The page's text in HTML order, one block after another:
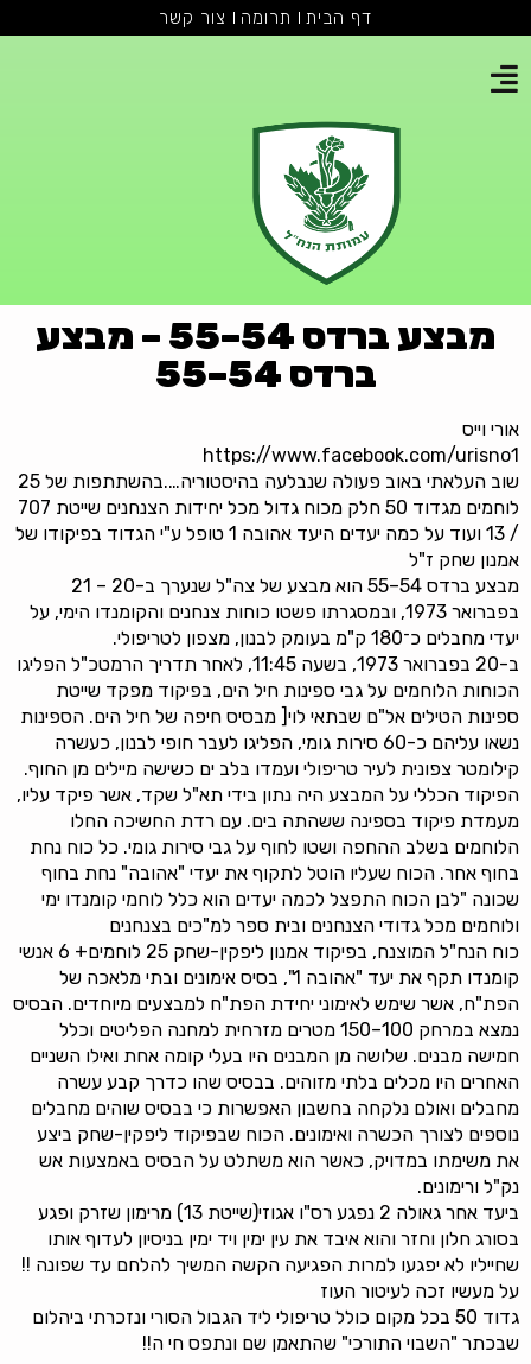
דף הבית תרומה צור קשר
מבצע ברדס 54–55 – מבצע
ברדס 54–55
אורי וייס
https://www.facebook.com/urisno1
שוב העלאתי באוב
פעולה שנבלעה בהיסטוריה….בהשתתפות של 25
לוחמים מגדוד 50 חלק מכוח גדול מכל יחידות הצנחנים שייטת 707
/ 13 ועוד על כמה יעדים היעד אהובה 1 טופל ע"י הגדוד בפיקודו של
אמנון שחק ז"ל
מבצע ברדס 54–55 הוא מבצע של צה"ל שנערך ב-20 – 21
בפברואר 1973, ובמסגרתו פשטו כוחות צנחנים והקומנדו הימי, על
יעדי מחבלים כ־180 ק"מ בעומק לבנון, מצפון לטריפולי.
ב-20 בפברואר 1973, בשעה 11:45, לאחר תדריך הרמטכ"ל הפליגו
הכוחות הלוחמים על גבי ספינות חיל הים, בפיקוד מפקד שייטת
ספינות הטילים אל"ם שבתאי לוי[ מבסיס חיפה של חיל הים. הספינות
נשאו עליהם כ-60 סירות גומי, הפליגו לעבר חופי לבנון, כעשרה
קילומטר צפונית לעיר טריפולי ועמדו בלב ים כשישה מיילים מן החוף.
הפיקוד הכללי על המבצע היה נתון בידי תא"ל שקד, אשר פיקד עליו,
מעמדת פיקוד בספינה ששהתה בים. עם רדת החשיכה החלו
הלוחמים בשלב ההחפה ושטו לחוף על גבי סירות גומי. כל כוח נחת
בחוף אחר. הכוח שעליו הוטל לתקוף את יעדי "אהובה" נחת בחוף
שכונה "לבן הכוח התפצל לכמה יעדים הוא כלל לוחמי קומנדו ימי
ולוחמים מכל גדודי הצנחנים ובית ספר למ"כים בצנחנים
כוח הנח"ל המוצנח, בפיקוד אמנון ליפקין-שחק 25 לוחמים+ 6 אנשי
קומנדו תקף את יעד "אהובה 1", בסיס אימונים ובתי מלאכה של
הפת"ח, אשר שימש לאימוני יחידת הפת"ח למבצעים מיוחדים. הבסיס
נמצא במרחק 100–150 מטרים מזרחית למחנה הפליטים וכלל
חמישה מבנים. שלושה מן המבנים היו בעלי קומה אחת ואילו השניים
האחרים היו מכלים בלתי מזוהים. בבסיס שהו כדרך קבע עשרה
מחבלים ואולם נלקחה בחשבון האפשרות כי בבסיס שוהים מחבלים
נוספים לצורך הכשרה ואימונים. הכוח שבפיקוד ליפקין-שחק ביצע
את משימתו במדויק, כאשר הוא משתלט על הבסיס באמצעות אש
נק"ל ורימונים.
ביעד אחר גאולה 2 נפגע רס"ו אגוזי(שייטת 13) מרימון שזרק ופגע
בסורג חלון וחזר והוא איבד את עין ימין ויד ימין בניסיון לעדוף אותו
שחייליו לא יפגעו למרות הפגיעה הקשה המשיך להלחם עד שפונה !!
על מעשיו זכה לעיטור העוז
גדוד 50 בכל מקום כולל טריפולי ליד הגבול הסורי ונזכרתי ביהלום
שבכתר "השבוי התורכי" שהתאמן שם ונתפס חי ה!!